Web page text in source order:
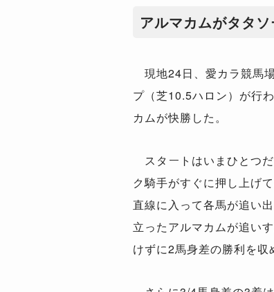
アルマカムがタタ
現地24日、愛カラ競馬
プ（芝10.5ハロン）が行
カムが快勝した。
スタートはいまひとつ
ク騎手がすぐに押し上げ
直線に入って各馬が追い
立ったアルマカムが追い
けずに2馬身差の勝利を収